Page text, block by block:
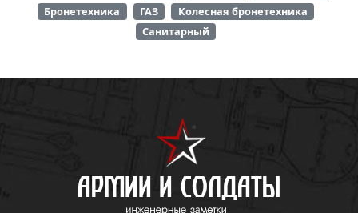
Бронетехника
ГАЗ
Колесная бронетехника
Санитарный